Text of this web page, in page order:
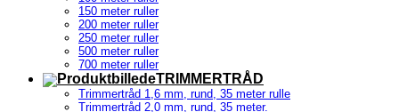
150 meter ruller
200 meter ruller
250 meter ruller
500 meter ruller
700 meter ruller
TRIMMERTRÅD
Trimmertråd 1,6 mm, rund, 35 meter rulle
Trimmertråd 2,0 mm, rund, 35 meter.